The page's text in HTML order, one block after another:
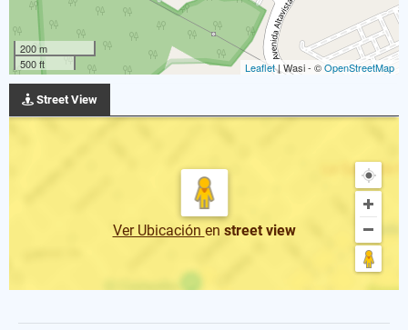
200 m
500 ft
Leaflet| Wasi - ©OpenStreetMap
Street View
Ver Ubicación en street view